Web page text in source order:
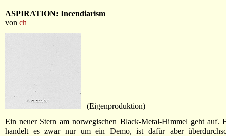
ASPIRATION: Incendiarism
von ch
(Eigenproduktion)
Ein neuer Stern am norwegischen Black-Metal-Himmel geht auf.
handelt es zwar nur um ein Demo, ist dafür aber